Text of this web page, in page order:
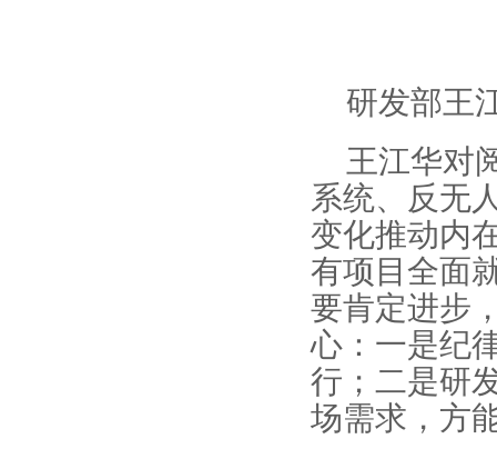
研发部王
王江华对
系统、反无
变化推动内
有项目全面
要肯定进步
心：一是纪
行；二是研
场需求，方